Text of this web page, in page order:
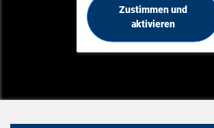
Zustimmen und
aktivieren